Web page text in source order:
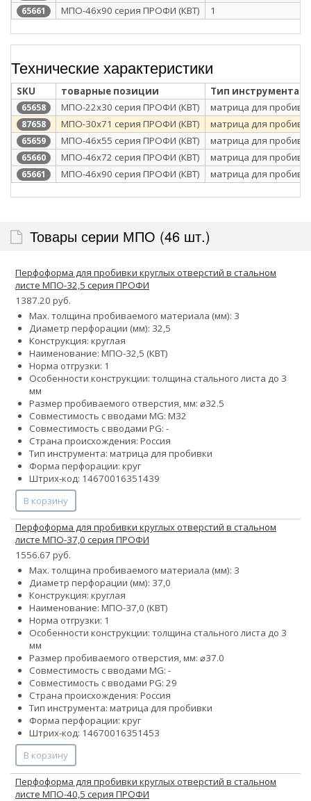
65661
МПО-46х90 серия ПРОФИ (КВТ) 1
Технические характеристики
SKU товарные позиции Тип инструмента
65658 МПО-22х30 серия ПРОФИ (КВТ) матрица для
87658 МПО-30х71 серия ПРОФИ (КВТ) матрица для
65659 МПО-46х55 серия ПРОФИ (КВТ) матрица для
65660 МПО-46х72 серия ПРОФИ (КВТ) матрица для
65661 МПО-46х90 серия ПРОФИ (КВТ) матрица для
Товары серии МПО (46 шт.)
Перфоформа для пробивки круглых отверстий в стальном
листе МПО-32,5 серия ПРОФИ
1387.20 руб.
Max. толщина пробиваемого материала (мм): 3
Диаметр перфорации (мм): 32,5
Конструкция: круглая
Наименование: МПО-32,5 (КВТ)
Норма отгрузки: 1
Особенности конструкции: толщина стального листа до 3
мм
Размер пробиваемого отверстия, мм: ⌀32.5
Совместимость с вводами MG: М32
Совместимость с вводами PG: -
Страна происхождения: Россия
Тип инструмента: матрица для пробивки
Форма перфорации: круг
Штрих-код: 14670016351439
В корзину
Перфоформа для пробивки круглых отверстий в стальном
листе МПО-37,0 серия ПРОФИ
1556.67 руб.
Max. толщина пробиваемого материала (мм): 3
Диаметр перфорации (мм): 37,0
Конструкция: круглая
Наименование: МПО-37,0 (КВТ)
Норма отгрузки: 1
Особенности конструкции: толщина стального листа до 3
мм
Размер пробиваемого отверстия, мм: ⌀37.0
Совместимость с вводами MG: -
Совместимость с вводами PG: 29
Страна происхождения: Россия
Тип инструмента: матрица для пробивки
Форма перфорации: круг
Штрих-код: 14670016351453
В корзину
Перфоформа для пробивки круглых отверстий в стальном
листе МПО-40,5 серия ПРОФИ